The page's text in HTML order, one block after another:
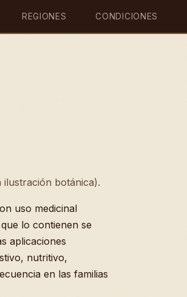
REGIONES CONDICIONES
botánica).
uso medicinal
lo contienen se
aplicaciones
nutritivo,
en las familias